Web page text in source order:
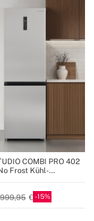
COMBI PRO 402
Frost Kühl-
999,95 15